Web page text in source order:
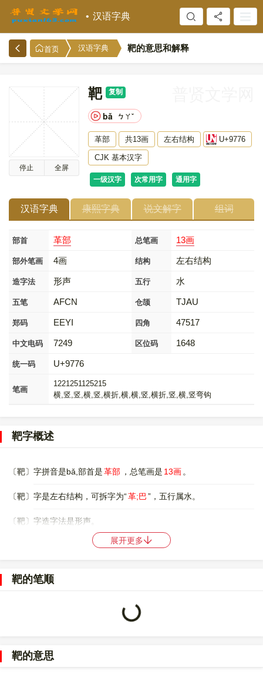
汉语字典
首页 汉语字典 靶的意思和解释
停止 全屏
靶 复制
bǎ ㄅㄚˇ
革部 共13画 左右结构 U+9776
CJK 基本汉字
一级汉字 次常用字 通用字
汉语字典 康熙字典 说文解字 组词
部首 革部 总笔画 13画
部外笔画 4画 结构 左右结构
造字法 形声 五行 水
五笔 AFCN 仓颉 TJAU
郑码 EEYI 四角 47517
中文电码 7249 区位码 1648
统一码 U+9776
笔画
1221251125215
横,竖,竖,横,竖,横折,横,横,竖,横折,竖,横,竖弯钩
靶字概述
〔靶〕字拼音是bǎ,部首是革部 ，总笔画是 13画 。
〔靶〕字是左右结构，可拆字为“革;巴”，五行属水。
〔靶〕字造字法是形声。
TJAU，五笔是AFCN，四角号码是
〔靶〕字的UNICODE是
00009776，UTF-8：E9 9D B6。
展开更多
靶的笔顺
Loading...
靶的意思